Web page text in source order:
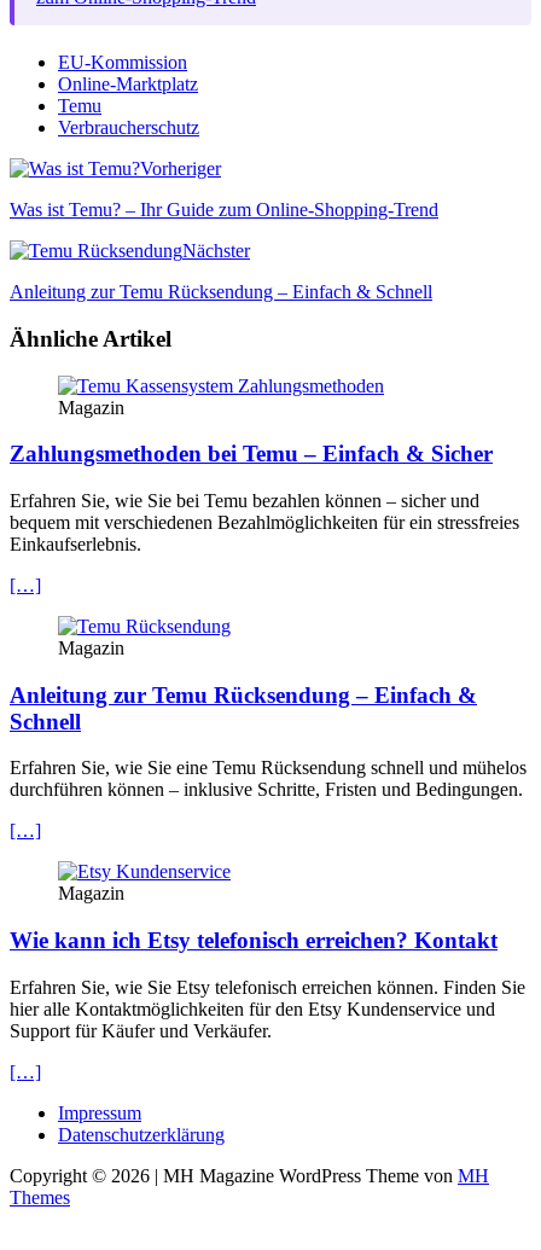
EU-Kommission
Online-Marktplatz
Temu
Verbraucherschutz
Vorheriger
Was ist Temu? – Ihr Guide zum Online-Shopping-Trend
Nächster
Anleitung zur Temu Rücksendung – Einfach & Schnell
Ähnliche Artikel
Magazin
Zahlungsmethoden bei Temu – Einfach & Sicher
Erfahren Sie, wie Sie bei Temu bezahlen können – sicher und
bequem mit verschiedenen Bezahlmöglichkeiten für ein stressfreies
Einkaufserlebnis.
[…]
Magazin
Anleitung zur Temu Rücksendung – Einfach &
Schnell
Erfahren Sie, wie Sie eine Temu Rücksendung schnell und mühelos
durchführen können – inklusive Schritte, Fristen und Bedingungen.
[…]
Magazin
Wie kann ich Etsy telefonisch erreichen? Kontakt
Erfahren Sie, wie Sie Etsy telefonisch erreichen können. Finden Sie
hier alle Kontaktmöglichkeiten für den Etsy Kundenservice und
Support für Käufer und Verkäufer.
[…]
Impressum
Datenschutzerklärung
Copyright © 2026 | MH Magazine WordPress Theme von MH
Themes